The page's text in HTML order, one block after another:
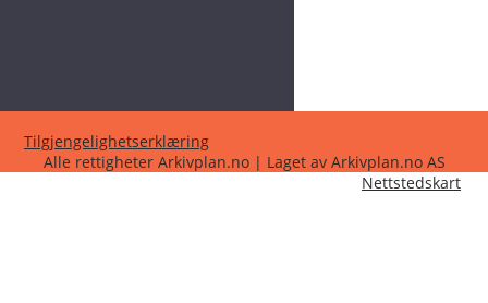
Tilgjengelighetserklæring
Alle rettigheter Arkivplan.no | Laget av Arkivplan.no AS
Nettstedskart